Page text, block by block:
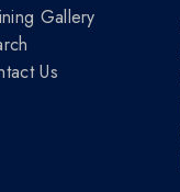
Gallery
Us